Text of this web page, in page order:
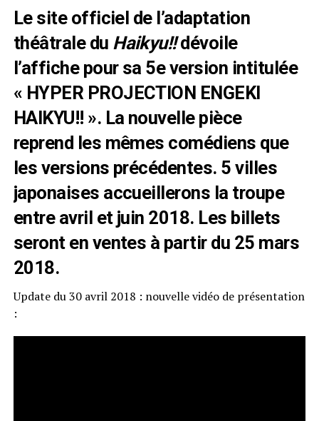
Le site officiel de l’adaptation
théâtrale du Haikyu!!dévoile
l’affiche pour sa 5e version intitulée
« HYPER PROJECTION ENGEKI
HAIKYU!! ». La nouvelle pièce
reprend les mêmes comédiens que
les versions précédentes. 5 villes
japonaises accueillerons la troupe
entre avril et juin 2018. Les billets
seront en ventes à partir du 25 mars
2018.
Update du 30 avril 2018 : nouvelle vidéo de présentation
: